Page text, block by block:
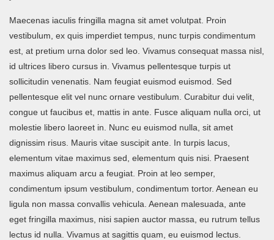
Maecenas iaculis fringilla magna sit amet volutpat. Proin
vestibulum, ex quis imperdiet tempus, nunc turpis condimentum
est, at pretium urna dolor sed leo. Vivamus consequat massa nisl,
id ultrices libero cursus in. Vivamus pellentesque turpis ut
sollicitudin venenatis. Nam feugiat euismod euismod. Sed
pellentesque elit vel nunc ornare vestibulum. Curabitur dui velit,
congue ut faucibus et, mattis in ante. Fusce aliquam nulla orci, ut
molestie libero laoreet in. Nunc eu euismod nulla, sit amet
dignissim risus. Mauris vitae suscipit ante. In turpis lacus,
elementum vitae maximus sed, elementum quis nisi. Praesent
maximus aliquam arcu a feugiat. Proin at leo semper,
condimentum ipsum vestibulum, condimentum tortor. Aenean eu
ligula non massa convallis vehicula. Aenean malesuada, ante
eget fringilla maximus, nisi sapien auctor massa, eu rutrum tellus
lectus id nulla. Vivamus at sagittis quam, eu euismod lectus.